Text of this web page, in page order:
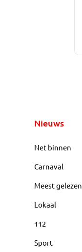
Nieuws
Net binnen
Carnaval
Meest gelezen
Lokaal
112
Sport